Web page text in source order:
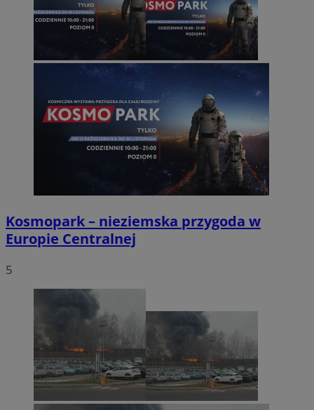
Kosmopark – nieziemska przygoda w
Europie Centralnej
5